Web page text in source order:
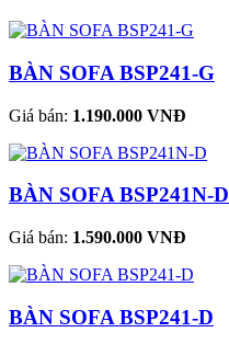
BÀN SOFA BSP241-G
Giá bán: 1.190.000 VNĐ
BÀN SOFA BSP241N-D
Giá bán: 1.590.000 VNĐ
BÀN SOFA BSP241-D